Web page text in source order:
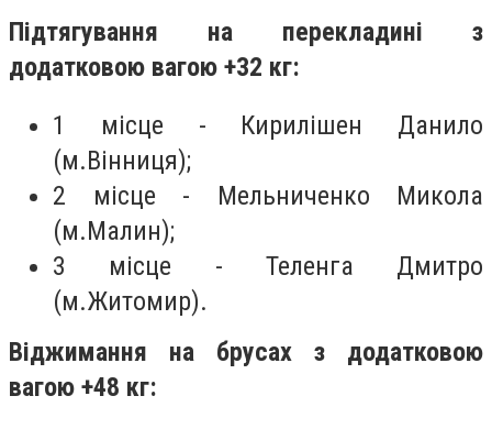
Підтягування на перекладині з
додатковою вагою +32 кг:
1 місце - Кирилішен Данило
(м.Вінниця);
2 місце - Мельниченко Микола
(м.Малин);
3 місце - Теленга Дмитро
(м.Житомир).
Віджимання на брусах з додатковою
вагою +48 кг: